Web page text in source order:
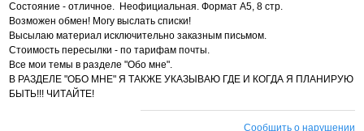
Состояние - отличное. Неофициальная. Формат А5, 8 стр.
Возможен обмен! Могу выслать списки!
Высылаю материал исключительно заказным письмом.
Стоимость пересылки - по тарифам почты.
Все мои темы в разделе "Обо мне".
В РАЗДЕЛЕ "ОБО МНЕ" Я ТАКЖЕ УКАЗЫВАЮ ГДЕ И КОГДА Я ПЛАНИРУЮ
БЫТЬ!!! ЧИТАЙТЕ!
Сообщить о нарушении